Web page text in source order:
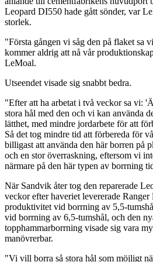
Leopard DI550 hade gått sönder, var
storlek.
"Första gången vi såg den på flaket sa
kommer aldrig att nå vår
LeMoal.
Utseendet visade sig snabbt bedra.
"Efter att ha arbetat i två veckor sa vi:
stora hål med den och vi kan använda
lätthet, med mindre jordarbete för att
Så det tog mindre tid att förbereda för
billigast att använda den här borren på
och en stor överraskning, eftersom vi
närmare på den här typen av borrning
När Sandvik åter tog den reparerade
veckor efter haveriet levererade
produktivitet vid borrning av 5,5-
vid borrning av 6,5-tumshål, och den
topphammarborrning visade sig vara
manövrerbar.
"Vi vill borra så stora hål som möjligt